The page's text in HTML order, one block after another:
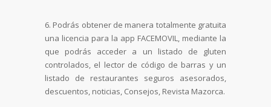
6. Podrás obtener de manera totalmente gratuita
una licencia para la app FACEMOVIL, mediante la
que podrás acceder a un listado de gluten
controlados, el lector de código de barras y un
listado de restaurantes seguros asesorados,
descuentos, noticias, Consejos, Revista Mazorca.